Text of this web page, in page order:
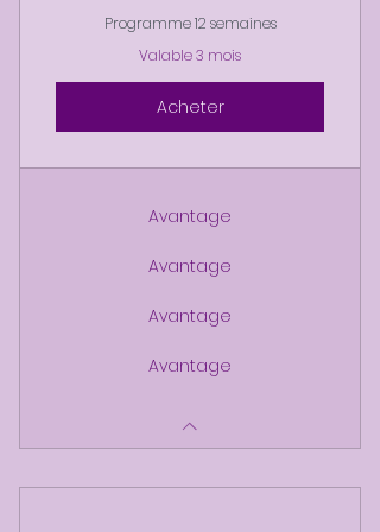
Programme 12 semaines
Valable 3 mois
Acheter
Avantage
Avantage
Avantage
Avantage